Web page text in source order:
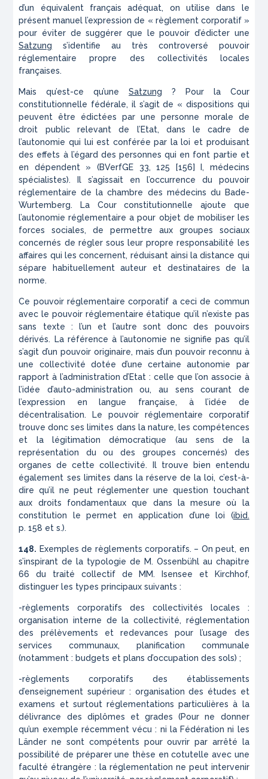
d’un équivalent français adéquat, on utilise dans le
présent manuel l’expression de « règlement corporatif »
pour éviter de suggérer que le pouvoir d’édicter une
Satzung s’identifie au très controversé pouvoir
réglementaire propre des collectivités locales
françaises.
Mais qu’est-ce qu’uneSatzung ? Pour la Cour
constitutionnelle fédérale, il s’agit de « dispositions qui
peuvent être édictées par une personne morale de
droit public relevant de l’Etat, dans le cadre de
l’autonomie qui lui est conférée par la loi et produisant
des effets à l’égard des personnes qui en font partie et
en dépendent » (BVerfGE 33, 125 [156] I, médecins
spécialistes). Il s’agissait en l’occurrence du pouvoir
réglementaire de la chambre des médecins du Bade-
Wurtemberg. La Cour constitutionnelle ajoute que
l’autonomie réglementaire a pour objet de mobiliser les
forces sociales, de permettre aux groupes sociaux
concernés de régler sous leur propre responsabilité les
affaires qui les concernent, réduisant ainsi la distance qui
sépare habituellement auteur et destinataires de la
norme.
Ce pouvoir réglementaire corporatif a ceci de commun
avec le pouvoir réglementaire étatique qu’il n’existe pas
sans texte : l’un et l’autre sont donc des pouvoirs
dérivés. La référence à l’autonomie ne signifie pas qu’il
s’agit d’un pouvoir originaire, mais d’un pouvoir reconnu à
une collectivité dotée d’une certaine autonomie par
rapport à l’administration d’Etat : celle que l’on associe à
l’idée d’auto-administration ou, au sens courant de
l’expression en langue française, à l’idée de
décentralisation. Le pouvoir réglementaire corporatif
trouve donc ses limites dans la nature, les compétences
et la légitimation démocratique (au sens de la
représentation du ou des groupes concernés) des
organes de cette collectivité. Il trouve bien entendu
également ses limites dans la réserve de la loi, c’est-à-
dire qu’il ne peut réglementer une question touchant
aux droits fondamentaux que dans la mesure où la
constitution le permet en application d’une loi (ibid.
p. 158 et s.).
148. Exemples de règlements corporatifs. – On peut, en
s’inspirant de la typologie de M. Ossenbühl au chapitre
66 du traité collectif de MM. Isensee et Kirchhof,
distinguer les types principaux suivants :
-règlements corporatifs des collectivités locales :
organisation interne de la collectivité, réglementation
des prélèvements et redevances pour l’usage des
services communaux, planification communale
(notamment : budgets et plans d’occupation des sols) ;
-règlements corporatifs des établissements
d’enseignement supérieur : organisation des études et
examens et surtout réglementations particulières à la
délivrance des diplômes et grades (Pour ne donner
qu’un exemple récemment vécu : ni la Fédération ni les
Länder ne sont compétents pour ouvrir par arrêté la
possibilité de préparer une thèse en cotutelle avec une
faculté étrangère : la réglementation ne peut intervenir